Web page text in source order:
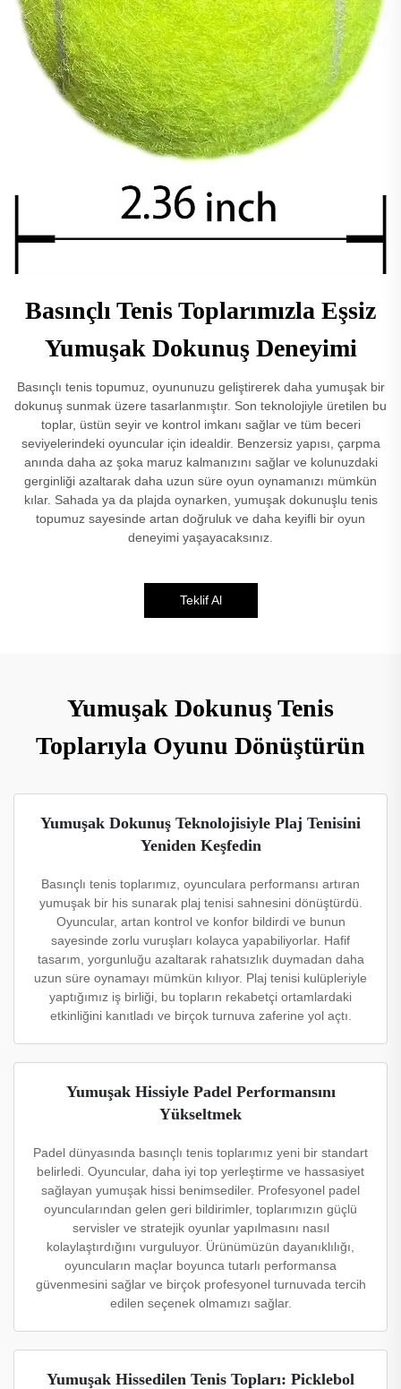
Basınçlı Tenis Toplarımızla Eşsiz
Yumuşak Dokunuş Deneyimi
Basınçlı tenis topumuz, oyununuzu geliştirerek daha yumuşak bir
dokunuş sunmak üzere tasarlanmıştır. Son teknolojiyle üretilen bu
toplar, üstün seyir ve kontrol imkanı sağlar ve tüm beceri
seviyelerindeki oyuncular için idealdir. Benzersiz yapısı, çarpma
anında daha az şoka maruz kalmanızını sağlar ve kolunuzdaki
gerginliği azaltarak daha uzun süre oyun oynamanızı mümkün
kılar. Sahada ya da plajda oynarken, yumuşak dokunuşlu tenis
topumuz sayesinde artan doğruluk ve daha keyifli bir oyun
deneyimi yaşayacaksınız.
Teklif Al
Yumuşak Dokunuş Tenis
Toplarıyla Oyunu Dönüştürün
Yumuşak Dokunuş Teknolojisiyle Plaj Tenisini
Yeniden Keşfedin
Basınçlı tenis toplarımız, oyunculara performansı artıran
yumuşak bir his sunarak plaj tenisi sahnesini dönüştürdü.
Oyuncular, artan kontrol ve konfor bildirdi ve bunun
sayesinde zorlu vuruşları kolayca yapabiliyorlar. Hafif
tasarım, yorgunluğu azaltarak rahatsızlık duymadan daha
uzun süre oynamayı mümkün kılıyor. Plaj tenisi kulüpleriyle
yaptığımız iş birliği, bu topların rekabetçi ortamlardaki
etkinliğini kanıtladı ve birçok turnuva zaferine yol açtı.
Yumuşak Hissiyle Padel Performansını
Yükseltmek
Padel dünyasında basınçlı tenis toplarımız yeni bir standart
belirledi. Oyuncular, daha iyi top yerleştirme ve hassasiyet
sağlayan yumuşak hissi benimsediler. Profesyonel padel
oyuncularından gelen geri bildirimler, toplarımızın güçlü
servisler ve stratejik oyunlar yapılmasını nasıl
kolaylaştırdığını vurguluyor. Ürünümüzün dayanıklılığı,
oyuncuların maçlar boyunca tutarlı performansa
güvenmesini sağlar ve birçok profesyonel turnuvada tercih
edilen seçenek olmamızı sağlar.
Yumuşak Hissedilen Tenis Topları: Picklebol